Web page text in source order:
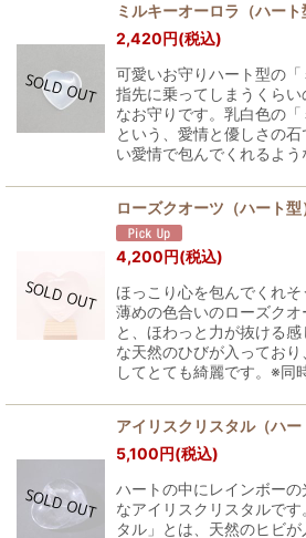
ミルキーオーロラ（ハート
2,420円(税込)
可愛いお守りハート型の「
指先に乗ってしまうくらい
なお守りです。乳白色の「
という、愛情と優しさの
い愛情で包んでくれるよ
ローズクオーツ（ハート型
4,200円(税込)
ほっこり心を包んでくれ
薄めの色合いのローズク
と、ほわっと力が抜ける
な天然のひびが入ってお
してとても綺麗です。※同
アイリスクリスタル（ハー
5,100円(税込)
ハートの中にレインボー
なアイリスクリスタルで
タル」とは、天然のヒビ